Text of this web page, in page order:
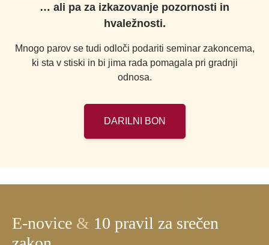
… ali pa za izkazovanje pozornosti in
hvaležnosti.
Mnogo parov se tudi odloči podariti seminar zakoncema,
ki sta v stiski in bi jima rada pomagala pri gradnji
odnosa.
DARILNI BON
E-novice & 10 pravil za srečen